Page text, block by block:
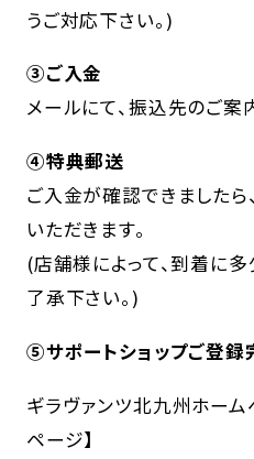
うご対応下さい。)
③ご入金
メールにて、振込先のご案
④特典郵送
ご入金が確認できました
いただきます。
(店舗様によって、到着に
了承下さい。)
⑤サポートショップご登録
ギラヴァンツ北九州ホーム
ページ】